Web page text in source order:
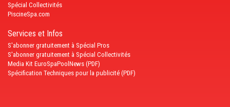
Spécial Collectivités
PiscineSpa.com
Services et Infos
S'abonner gratuitement à Spécial Pros
S'abonner gratuitement à Spécial Collectivités
Media Kit EuroSpaPoolNews (PDF)
Spécification Techniques pour la publicité (PDF)